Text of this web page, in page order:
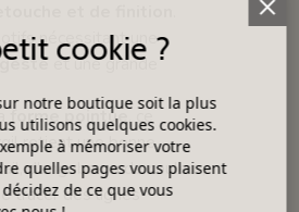
nécessitant une
et une grande
forme pointue, ce
retient une bonne
d’engobe ou de couleur,
tracer des lignes
cookie ?
notre boutique soit la plus
utilisons quelques cookies.
à mémoriser votre
quelles pages vous plaisent
de ce que vous